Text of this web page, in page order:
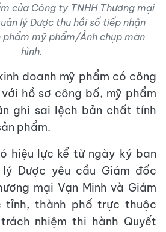
của Công ty TNHH Thương mại
lý Dược thu hồi số tiếp nhận
phẩm mỹ phẩm/Ảnh chụp màn
hình.
doanh mỹ phẩm có công
hồ sơ công bố, mỹ phẩm
ghi sai lệch bản chất tính
phẩm.
hiệu lực kể từ ngày ký ban
lý Dược yêu cầu Giám đốc
mại Vạn Minh và Giám
thành phố trực thuộc
nhiệm thi hành Quyết